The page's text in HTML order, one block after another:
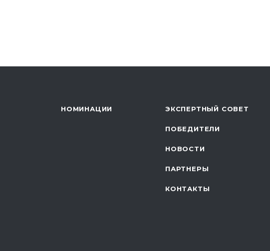
НОМИНАЦИИ ЭКСПЕРТНЫЙ СОВЕТ
ПОБЕДИТЕЛИ
НОВОСТИ
ПАРТНЕРЫ
КОНТАКТЫ